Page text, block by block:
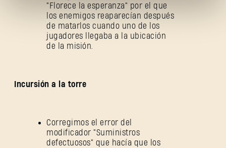
"Florece la esperanza" por el que
los enemigos reaparecían después
de matarlos cuando uno de los
jugadores llegaba a la ubicación
de la misión.
Incursión a la torre
Corregimos el error del
modificador "Suministros
defectuosos" que hacía que los
SUBMIT